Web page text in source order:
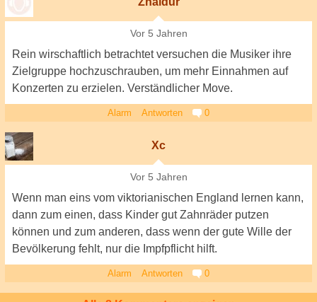
Vor 5 Jahren
Rein wirschaftlich betrachtet versuchen die Musiker ihre
Zielgruppe hochzuschrauben, um mehr Einnahmen auf
Konzerten zu erzielen. Verständlicher Move.
Alarm Antworten 0
Xc
Vor 5 Jahren
Wenn man eins vom viktorianischen England lernen kann,
dann zum einen, dass Kinder gut Zahnräder putzen
können und zum anderen, dass wenn der gute Wille der
Bevölkerung fehlt, nur die Impfpflicht hilft.
Alarm Antworten 0